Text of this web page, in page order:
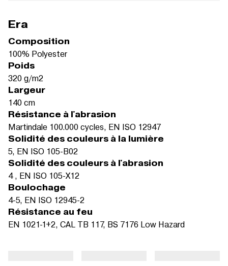
Era
Composition
100% Polyester
Poids
320 g/m2
Largeur
140 cm
Résistance à l'abrasion
Martindale 100.000 cycles, EN ISO 12947
Solidité des couleurs à la lumière
5, EN ISO 105-B02
Solidité des couleurs à l'abrasion
4 , EN ISO 105-X12
Boulochage
4-5, EN ISO 12945-2
Résistance au feu
EN 1021-1+2, CAL TB 117, BS 7176 Low Hazard